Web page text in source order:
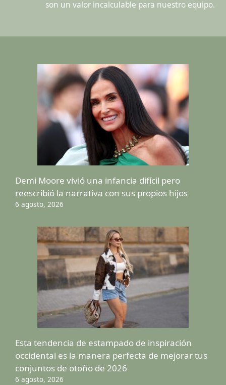
son un valor incalculable para nuestro equipo.
Demi Moore vivió una infancia difícil pero
reescribió la narrativa con sus propios hijos
6 agosto, 2026
Esta tendencia de estampado de inspiración
occidental es la manera perfecta de mejorar tus
conjuntos de otoño de 2026
6 agosto, 2026